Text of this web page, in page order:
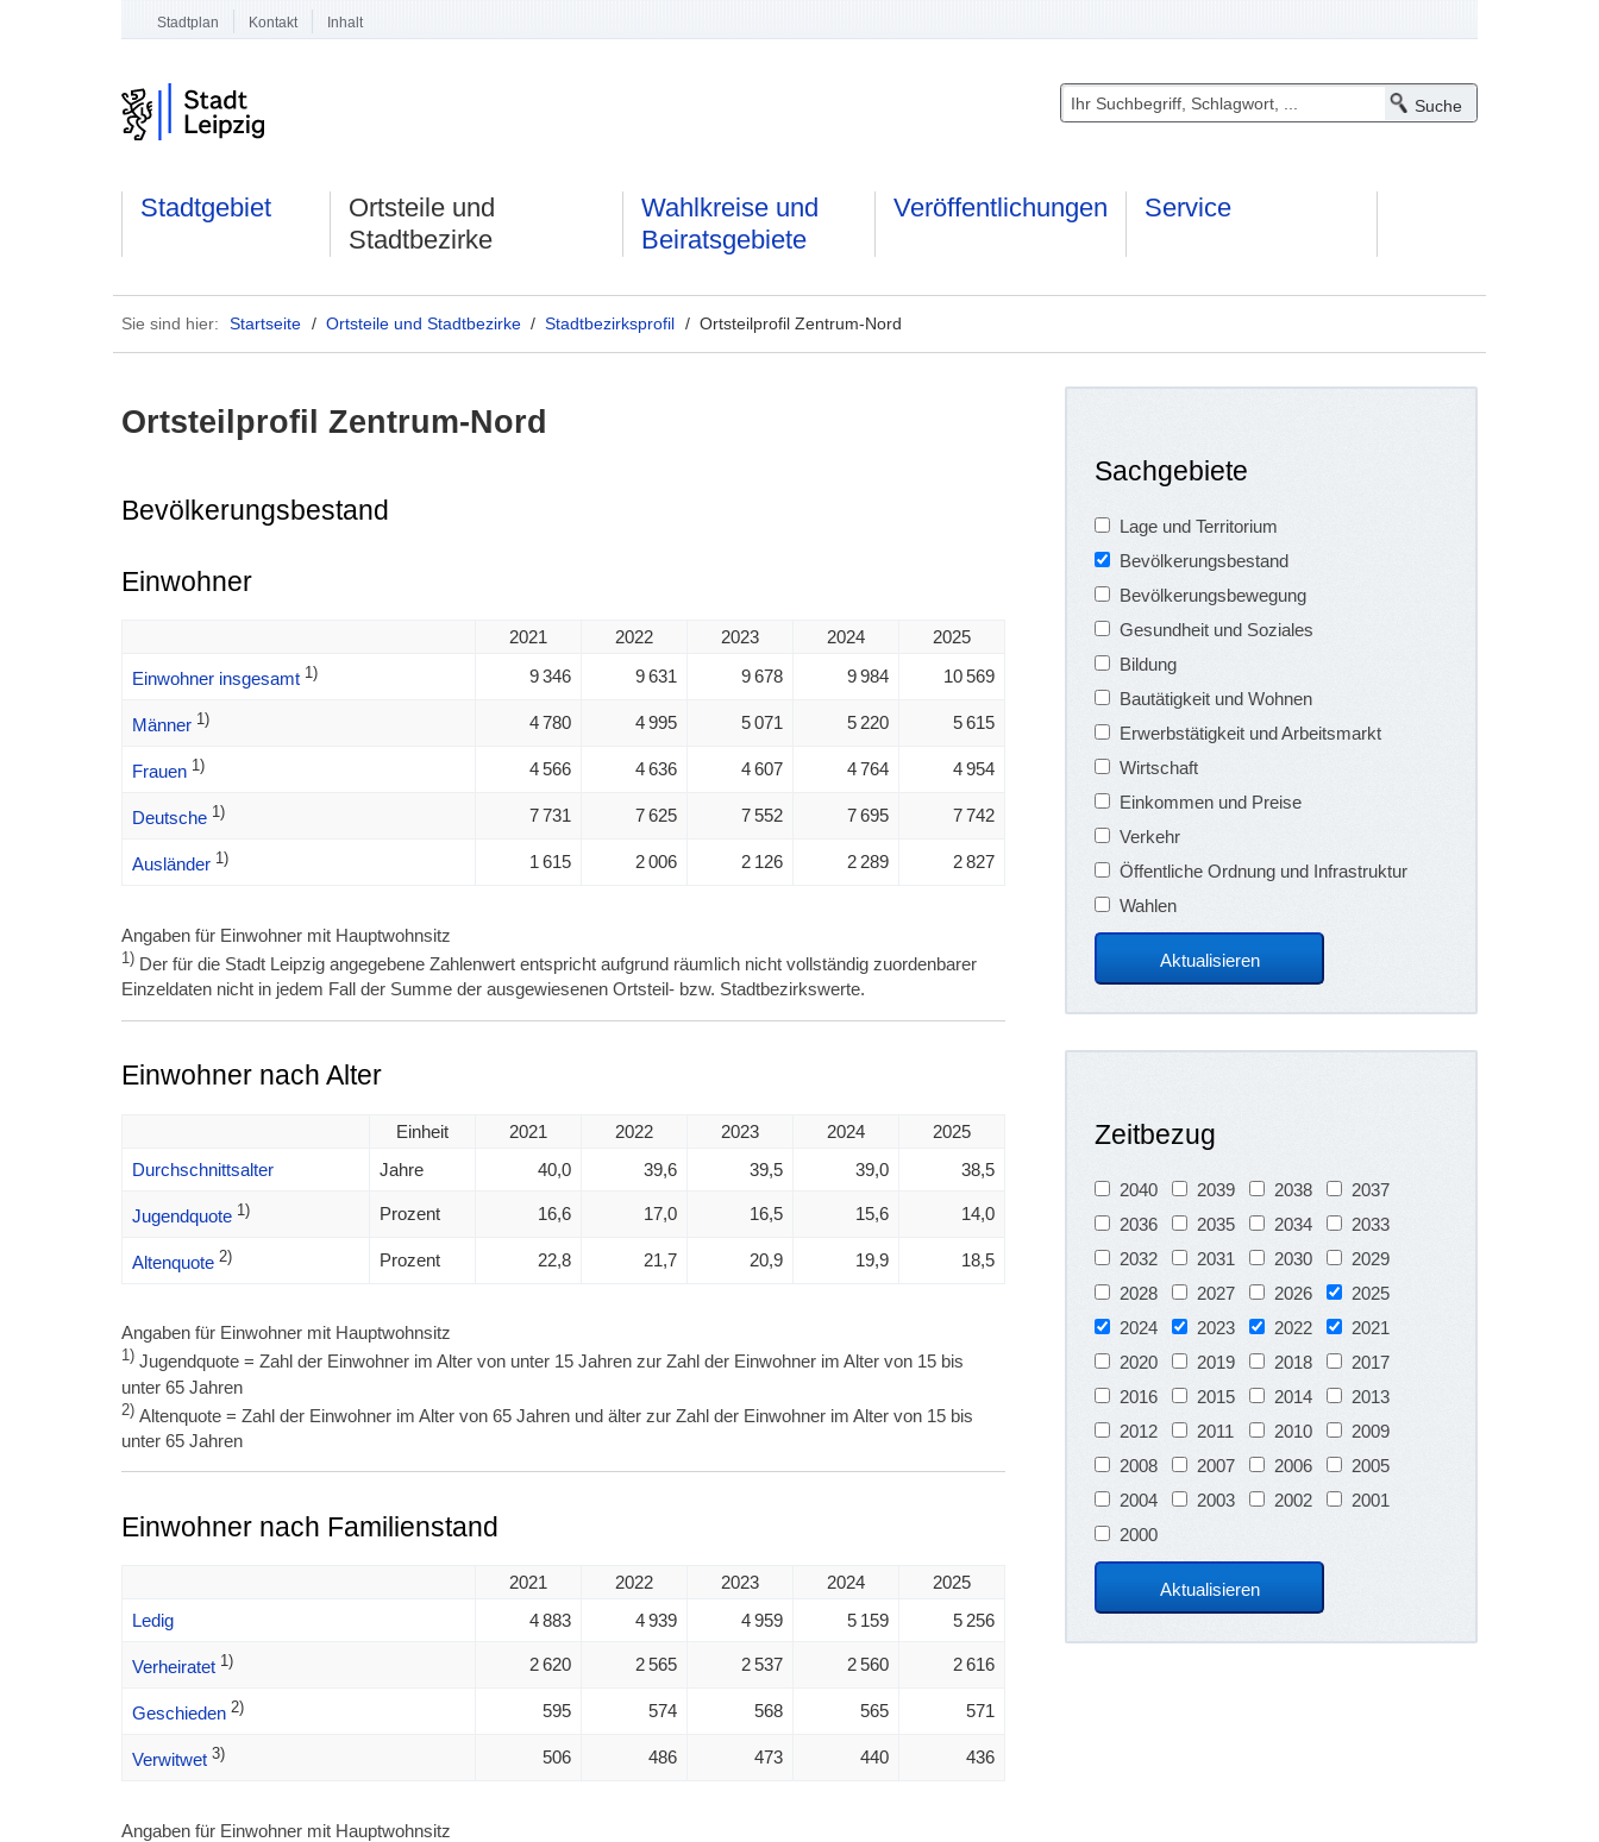
Stadtplan Kontakt Inhalt
Stadtgebiet
Ortsteile und
Stadtbezirke
Wahlkreise und
Beiratsgebiete
Veröffentlichungen Service
Sie sind hier: Startseite / Ortsteile und Stadtbezirke /Stadtbezirksprofil / Ortsteilprofil Zentrum-Nord
Ortsteilprofil Zentrum-Nord
Bevölkerungsbestand
Einwohner
2021 2022 2023 2024 2025
Einwohner insgesamt 1) 9 346 9 631 9 678 9 984 10 569
Männer 1) 4 780 4 995 5 071 5 220 5 615
Frauen 1) 4 566 4 636 4 607 4 764 4 954
Deutsche 1) 7 731 7 625 7 552 7 695 7 742
Ausländer 1) 1 615 2 006 2 126 2 289 2 827
Angaben für Einwohner mit Hauptwohnsitz
1) Der für die Stadt Leipzig angegebene Zahlenwert entspricht aufgrund räumlich nicht vollständig zuordenbarer
Einzeldaten nicht in jedem Fall der Summe der ausgewiesenen Ortsteil- bzw. Stadtbezirkswerte.
Einwohner nach Alter
Einheit 2021 2022 2023 2024
2025
Durchschnittsalter
Jahre 40,0 39,6 39,5 39,0 38,5
Jugendquote 1) Prozent 16,6 17,0 16,5 15,6 14,0
Altenquote 2) Prozent 22,8 21,7 20,9 19,9 18,5
Angaben für Einwohner mit Hauptwohnsitz
1) Jugendquote = Zahl der Einwohner im Alter von unter 15 Jahren zur Zahl der Einwohner im Alter von 15 bis
unter 65 Jahren
2) Altenquote = Zahl der Einwohner im Alter von 65 Jahren und älter zur Zahl der Einwohner im Alter von 15 bis
unter 65 Jahren
Einwohner nach Familienstand
2021 2022 2023 2024
2025
Ledig
4 883 4 939 4 959 5 159 5 256
Verheiratet 1) 2 620 2 565 2 537 2 560 2 616
Geschieden 2) 595 574 568 565 571
Verwitwet 3) 506 486 473 440 436
Angaben für Einwohner mit Hauptwohnsitz
Sachgebiete
Lage und Territorium
Bevölkerungsbestand
Bevölkerungsbewegung
Gesundheit und Soziales
Bildung
Bautätigkeit und Wohnen
Erwerbstätigkeit und Arbeitsmarkt
Wirtschaft
Einkommen und Preise
Verkehr
Öffentliche Ordnung und Infrastruktur
Wahlen
Zeitbezug
2040 2039 2038
2037
2036
2035 2034
2033
2032
2031 2030
2029
2028
2027 2026
2025
2024
2023 2022
2021
2020
2019 2018
2017
2016
2015 2014
2013
2012
2011 2010
2009
2008
2007 2006
2005
2004
2003 2002
2001
2000